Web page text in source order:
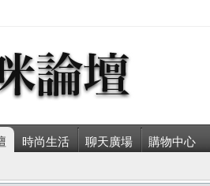
時尚生活 聊天廣場 購物中心